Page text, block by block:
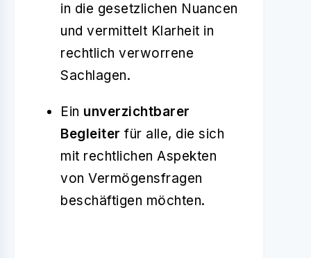
in die gesetzlichen Nuancen
und vermittelt Klarheit in
rechtlich verworrene
Sachlagen.
Ein unverzichtbarer
Begleiter für alle, die sich
mit rechtlichen Aspekten
von Vermögensfragen
beschäftigen möchten.